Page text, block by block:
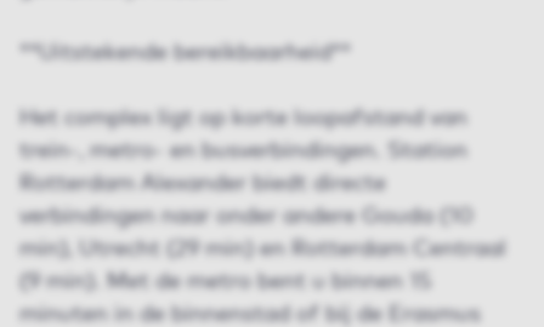
**Uitstekende bereikbaarheid**
Het complex ligt op korte loopafstand van
trein-, metro- en busverbindingen. Station
Rotterdam Alexander biedt directe
verbindingen naar onder andere Gouda (10
min), Utrecht (29 min) en Rotterdam Centraal
(9 min). Met de metro bent u binnen 15
minuten in de binnenstad of bij de Erasmus